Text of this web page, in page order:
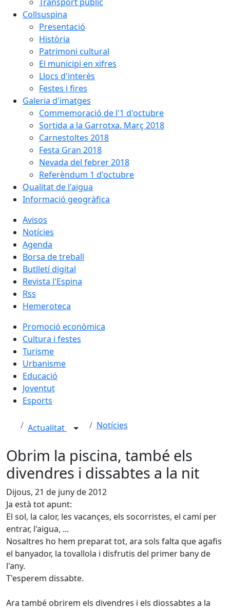
Collsuspina
Presentació
Història
Patrimoni cultural
El municipi en xifres
Llocs d'interès
Festes i fires
Galeria d'imatges
Commemoració de l'1 d'octubre
Sortida a la Garrotxa. Març 2018
Carnestoltes 2018
Festa Gran 2018
Nevada del febrer 2018
Referèndum 1 d'octubre
Qualitat de l'aigua
Informació geogràfica
Avisos
Notícies
Agenda
Borsa de treball
Butlletí digital
Revista l'Espina
Rss
Hemeroteca
Promoció econòmica
Cultura i festes
Turisme
Urbanisme
Educació
Joventut
Esports
Actualitat Notícies
Obrim la piscina, també els
divendres i dissabtes a la nit
Dijous, 21 de juny de 2012
Ja està tot apunt:
El sol, la calor, les vacançes, els socorristes, el camí per
entrar, l'aigua, ...
Nosaltres ho hem preparat tot, ara sols falta que agafis
el banyador, la tovallola i disfrutis del primer bany de
l'any.
T'esperem dissabte.
Ara també obrirem els divendres i els diossabtes a la